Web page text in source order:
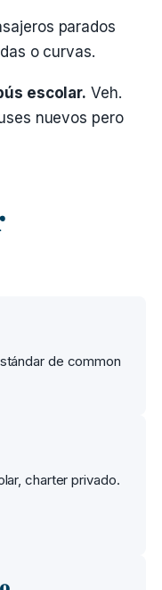
parados
o curvas.
escolar. Veh.
nuevos pero
de common
charter privado.